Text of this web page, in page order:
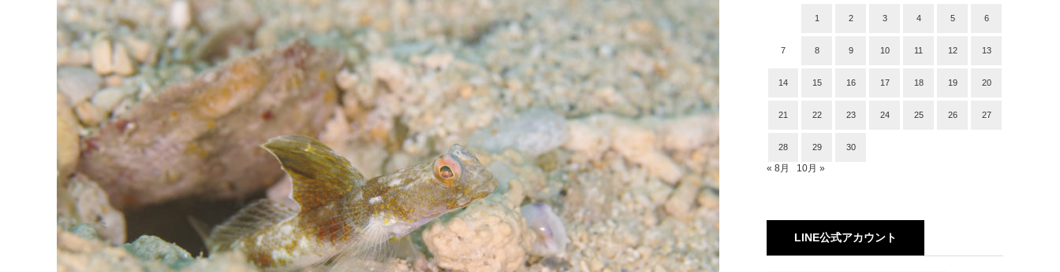
1 2 3 4 5 6
7 8 9 10 11 12 13
14 15 16 17 18 19 20
21 22 23 24 25 26 27
28 29 30
« 8月 10月 »
LINE公式アカウント